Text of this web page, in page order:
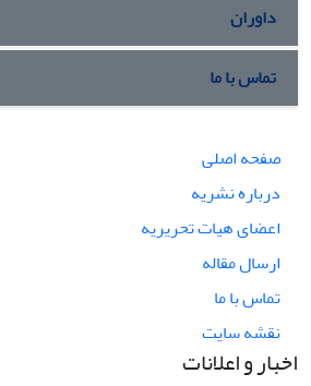
داوران
تماس با ما
صفحه اصلی
درباره نشریه
اعضای هیات تحریریه
ارسال مقاله
تماس با ما
نقشه سایت
اخبار و اعلانات